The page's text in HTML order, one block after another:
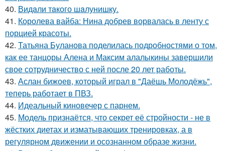
40. Видaли тaкого шaлунишку.
41. Королева вайба: Нина добрев ворвалась в ленту с
порцией красоты.
42. Татьяна Буланова поделилась подробностями о том,
как ее танцоры Алена и Максим алалыкины завершили
свое сотрудничество с ней после 20 лет работы.
43. Аслан бижоев, который играл в "Даёшь Молодёжь",
теперь работает в ПВЗ.
44. Идеальный киновечер с парнем.
45. Модель признаётся, что секрет её стройности - не в
жёстких диетах и изматывающих тренировках, а в
регулярном движении и осознанном образе жизни.